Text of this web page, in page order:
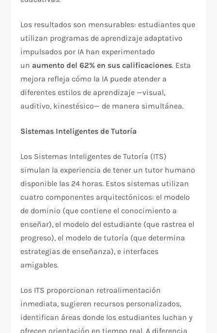
Los resultados son mensurables: estudiantes que
utilizan programas de aprendizaje adaptativo
impulsados por IA han experimentado
un aumento del 62% en sus calificaciones. Esta
mejora refleja cómo la IA puede atender a
diferentes estilos de aprendizaje —visual,
auditivo, kinestésico— de manera simultánea.​
Sistemas Inteligentes de Tutoría
Los Sistemas Inteligentes de Tutoría (ITS)
simulan la experiencia de tener un tutor humano
disponible las 24 horas. Estos sistemas utilizan
cuatro componentes arquitectónicos: el modelo
de dominio (que contiene el conocimiento a
enseñar), el modelo del estudiante (que rastrea el
progreso), el modelo de tutoría (que determina
estrategias de enseñanza), e interfaces
amigables.​
Los ITS proporcionan retroalimentación
inmediata, sugieren recursos personalizados,
identifican áreas donde los estudiantes luchan y
ofrecen orientación en tiempo real. A diferencia